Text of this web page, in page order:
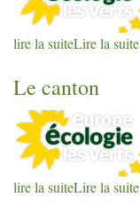
lire la suiteLire la suite
Le canton
lire la suiteLire la suite